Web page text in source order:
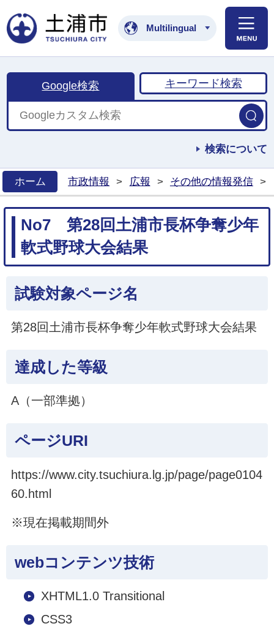
土浦市公式ホームペ
Multilingual
Google検索 キーワード検索
検索について
ホーム
市政情報 > 広報 > その他の情報発信 >
No7 第28回土浦市長杯争奪少年
軟式野球大会結果
試験対象ページ名
第28回土浦市長杯争奪少年軟式野球大会結果
達成した等級
A（一部準拠）
ページURI
https://www.city.tsuchiura.lg.jp/page/page0104
60.html
※現在掲載期間外
webコンテンツ技術
XHTML1.0 Transitional
CSS3